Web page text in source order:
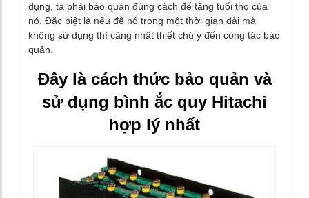
dụng, ta phải bảo quản đúng cách để tăng tuổi thọ của
nó. Đặc biệt là nếu để nó trong một thời gian dài mà
không sử dụng thì càng nhất thiết chú ý đến công tác bảo
quản.
Đây là cách thức bảo quản và
sử dụng bình ắc quy Hitachi
hợp lý nhất